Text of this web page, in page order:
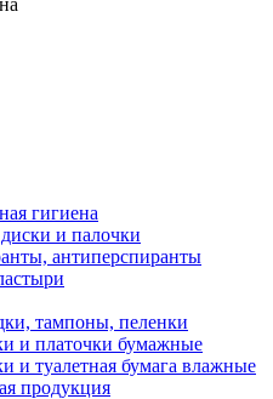
гигиена
и палочки
антиперспиранты
тампоны, пеленки
и платочки бумажные
и туалетная бумага влажные
продукция